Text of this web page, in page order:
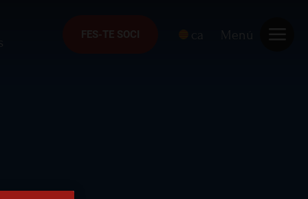
ca Menú
FES-TE SOCI